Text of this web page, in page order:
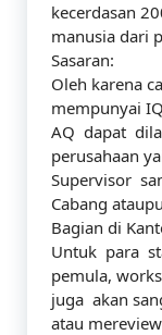
kecerdasan
manusia dari
Sasaran:
Oleh karena
mempunyai
AQ dapat
perusahaan
Supervisor
Cabang
Bagian di
Untuk para
pemula,
juga akan
atau